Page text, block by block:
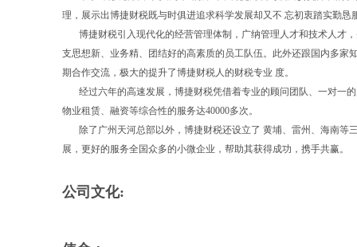
理，展示出博捷财税既与时俱进追求科学发展却又不 忘初衷踏实勤恳
博捷财税引入现代化的经营管理体制，广纳管理人才和技术人才
支思想新、业务精、团结好的高素质的员工队伍。此外还跟国内多
期合作交流，极大的提升了博捷财税人的财税专业 度。
经过六年的高速发展，博捷财税凭借着专业的顾问团队、一对一
物业租赁、融资等综合性的服务达40000多次。
除了广州天河总部以外，博捷财税还设立了 黄埔、雷州、海南等
展，更好的服务全国众多的小微企业，帮助其获得成功，携手共赢。
公司文化: